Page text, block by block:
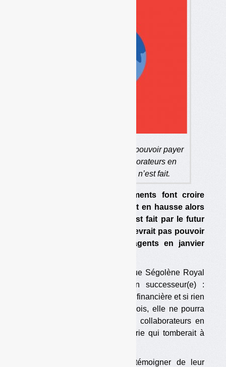
L’Ademe risque de ne pas pouvoir payer
les salaires de ses collaborateurs en
janvier prochain, si rien n’est fait.
Depuis 2007, les gouvernements font croire
que le budget de l’ Ademe est en hausse alors
qu’il n’en est rien. Si rien n’est fait par le futur
gouvernement, l’agence ne devrait pas pouvoir
payer les salaires de ses agents en janvier
Cela fait partie des cadeaux que Ségolène Royal
laissera bientôt à sa ou son successeur(e) :
l’Ademe est en grande difficulté financière et si rien
n’est fait dans les prochains mois, elle ne pourra
pas payer les salaires de ses collaborateurs en
janvier 2018, avec une trésorerie qui tomberait à
Il y a trois semaines, pour témoigner de leur